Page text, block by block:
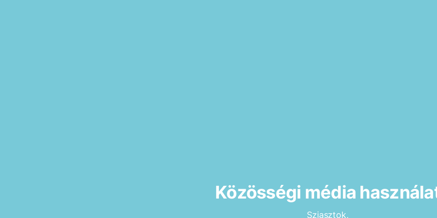
Közösségi média
Sziasztok,